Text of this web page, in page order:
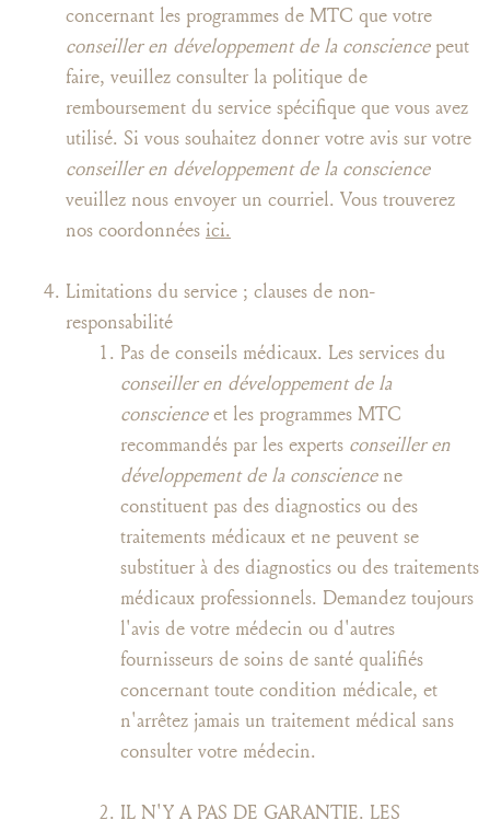
concernant les programmes de MTC que votre
conseiller en développement de la consciencepeut
faire, veuillez consulter la politique de
remboursement du service spécifique que vous avez
utilisé. Si vous souhaitez donner votre avis sur votre
conseiller en développement de la conscience
veuillez nous envoyer un courriel. Vous trouverez
nos coordonnées ici.
Limitations du service ; clauses de non-
responsabilité
Pas de conseils médicaux. Les services du
conseiller en développement de la
conscienceet les programmes MTC
recommandés par les experts conseiller en
développement de la consciencene
constituent pas des diagnostics ou des
traitements médicaux et ne peuvent se
substituer à des diagnostics ou des traitements
médicaux professionnels. Demandez toujours
l'avis de votre médecin ou d'autres
fournisseurs de soins de santé qualifiés
concernant toute condition médicale, et
n'arrêtez jamais un traitement médical sans
consulter votre médecin.
IL N'Y A PAS DE GARANTIE. LES